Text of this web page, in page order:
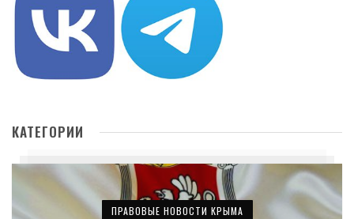
КАТЕГОРИИ
ПРАВОВЫЕ НОВОСТИ КРЫМА